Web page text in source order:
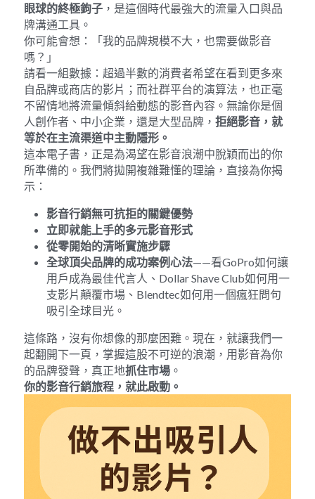
眼球的終極鉤子 ，是這個時代最強大的流量入口與品
牌溝通工具。
你可能會想：「我的品牌規模不大，也需要做影音
嗎？」
請看一組數據：超過半數的消費者希望在看到更多來
自品牌或商店的影片；而社群平台的演算法，也正毫
不留情地將流量傾斜給動態的影音內容。無論你是個
人創作者、中小企業，還是大型品牌， 拒絕影音，就
等於在主流渠道中主動隱形。
這本電子書，正是為渴望在影音浪潮中脫穎而出的你
所準備的。我們將拋開複雜難懂的理論，直接為你揭
示：
影音行銷無可抗拒的關鍵優勢
立即就能上手的多元影音形式
從零開始的清晰實施步驟
全球頂尖品牌的成功案例心法——看GoPro如何讓
用戶成為最佳代言人、Dollar Shave Club如何用一
支影片顛覆市場、Blendtec如何用一個瘋狂問句
吸引全球目光。
這條路，沒有你想像的那麼困難。現在，就讓我們一
起翻開下一頁，掌握這股不可逆的浪潮，用影音為你
的品牌發聲，真正地抓住市場 。
你的影音行銷旅程，就此啟動。